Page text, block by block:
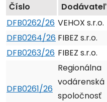
Číslo Dodávateľ
DFB0262/26 VEHOX s.r.o.
DFB0264/26 FIBEZ s.r.o.
DFB0263/26 FIBEZ s.r.o.
DFB0261/26
Regionálna
vodárenská
spoločnosť